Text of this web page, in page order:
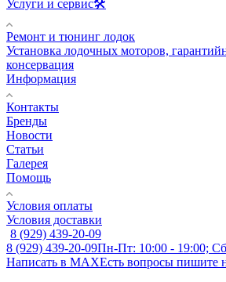
Услуги и сервис🛠️
Ремонт и тюнинг лодок
Установка лодочных моторов,
консервация
Информация
Контакты
Бренды
Новости
Статьи
Галерея
Помощь
Условия оплаты
Условия доставки
8 (929) 439-20-09
8 (929) 439-20-09Пн-Пт: 10:00 - 19:00;
Написать в MAXЕсть вопросы пишите